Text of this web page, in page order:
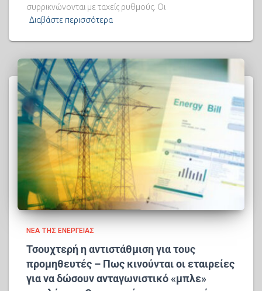
συρρικνώνονται με ταχείς ρυθμούς. Οι
Διαβάστε περισσότερα
ΝΈΑ ΤΗΣ ΕΝΈΡΓΕΙΑΣ
Τσουχτερή η αντιστάθμιση για τους
προμηθευτές – Πως κινούνται οι εταιρείες
για να δώσουν ανταγωνιστικό «μπλε»